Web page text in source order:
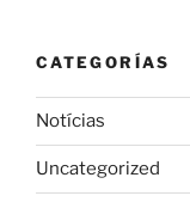
CATEGORÍAS
Notícias
Uncategorized